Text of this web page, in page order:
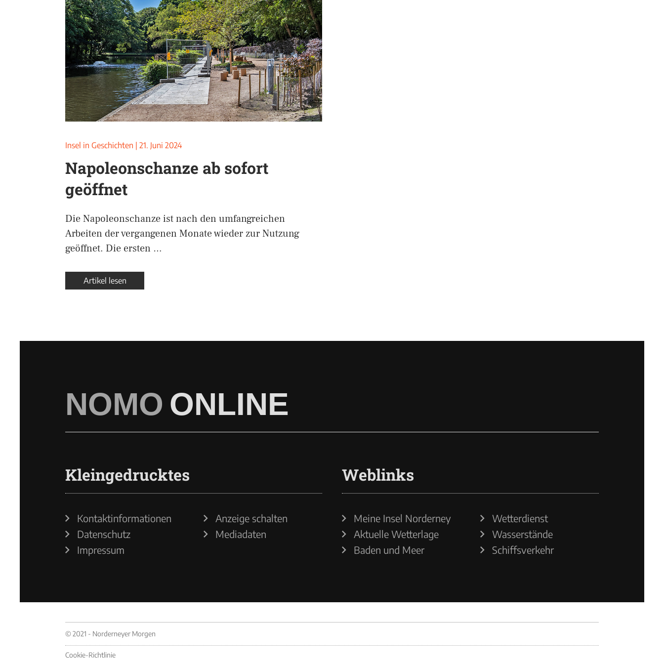
Insel in Geschichten 21. Juni 2024
Napoleonschanze ab sofort
geöffnet
Die Napoleonschanze ist nach den umfangreichen
Arbeiten der vergangenen Monate wieder zur Nutzung
geöffnet. Die ersten …
Artikel lesen
NOMOONLINE
Kleingedrucktes
Kontaktinformationen
Datenschutz
Impressum
Anzeige schalten
Mediadaten
Weblinks
Meine Insel Norderney
Aktuelle Wetterlage
Baden und Meer
Wetterdienst
Wasserstände
Schiffsverkehr
© 2021 - Norderneyer Morgen
Cookie-Richtlinie